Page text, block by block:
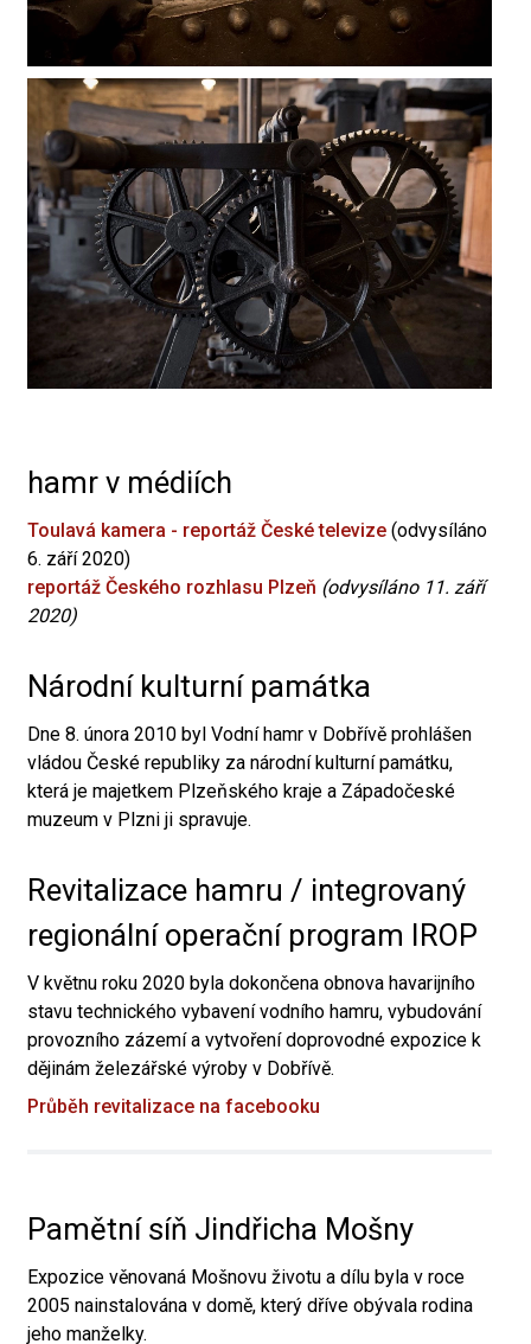
hamr v médiích
Toulavá kamera - reportáž České televize (odvysíláno
6. září 2020)
reportáž Českého rozhlasu Plzeň (odvysíláno 11. září
2020)
Národní kulturní památka
Dne 8. února 2010 byl Vodní hamr v Dobřívě prohlášen
vládou České republiky za národní kulturní památku,
která je majetkem Plzeňského kraje a Západočeské
muzeum v Plzni ji spravuje.
Revitalizace hamru / integrovaný
regionální operační program IROP
V květnu roku 2020 byla dokončena obnova havarijního
stavu technického vybavení vodního hamru, vybudování
provozního zázemí a vytvoření doprovodné expozice k
dějinám železářské výroby v Dobřívě.
Průběh revitalizace na facebooku
Pamětní síň Jindřicha Mošny
Expozice věnovaná Mošnovu životu a dílu byla v roce
2005 nainstalována v domě, který dříve obývala rodina
jeho manželky.